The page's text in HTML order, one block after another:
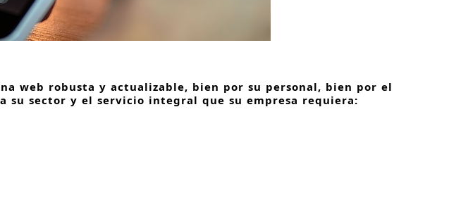
web robusta y actualizable, bien por su personal, bien por el
su sector y el servicio integral que su empresa requiera: